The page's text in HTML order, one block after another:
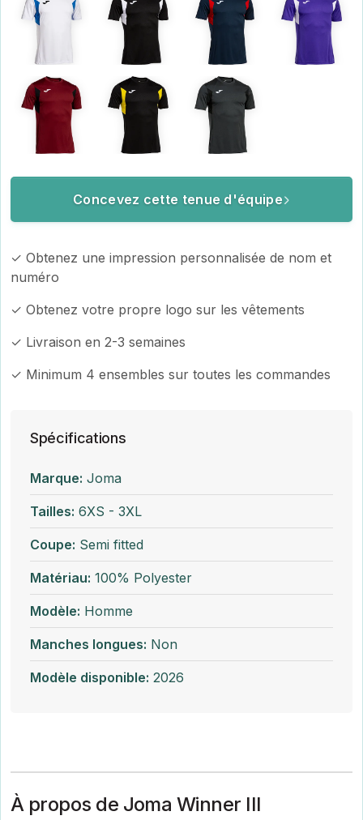
Concevez cette tenue d'équipe
✓ Obtenez une impression personnalisée de nom et
numéro
✓ Obtenez votre propre logo sur les vêtements
✓ Livraison en 2-3 semaines
✓ Minimum 4 ensembles sur toutes les commandes
Spécifications
Marque: Joma
Tailles: 6XS - 3XL
Coupe: Semi fitted
Matériau: 100% Polyester
Modèle: Homme
Manches longues: Non
Modèle disponible: 2026
À propos de Joma Winner III